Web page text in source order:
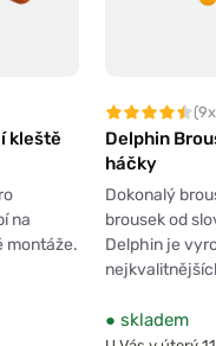
kleště
na
montáže.
Delphin
háčky
Dokonalý
brousek od
Delphin je
● skladem